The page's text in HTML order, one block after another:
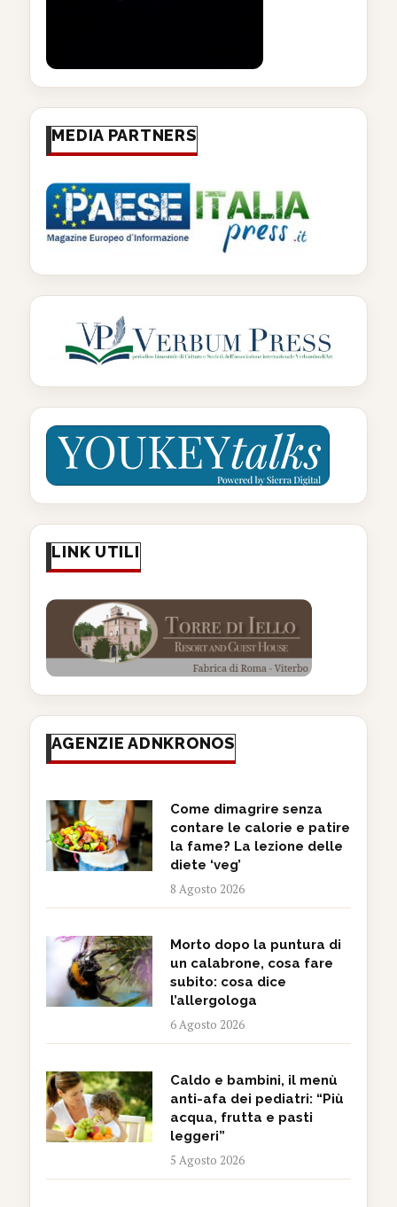
MEDIA PARTNERS
LINK UTILI
AGENZIE ADNKRONOS
Come dimagrire senza
contare le calorie e patire
la fame? La lezione delle
diete ‘veg’
8 Agosto 2026
Morto dopo la puntura di
un calabrone, cosa fare
subito: cosa dice
l’allergologa
6 Agosto 2026
Caldo e bambini, il menù
anti-afa dei pediatri: “Più
acqua, frutta e pasti
leggeri”
5 Agosto 2026